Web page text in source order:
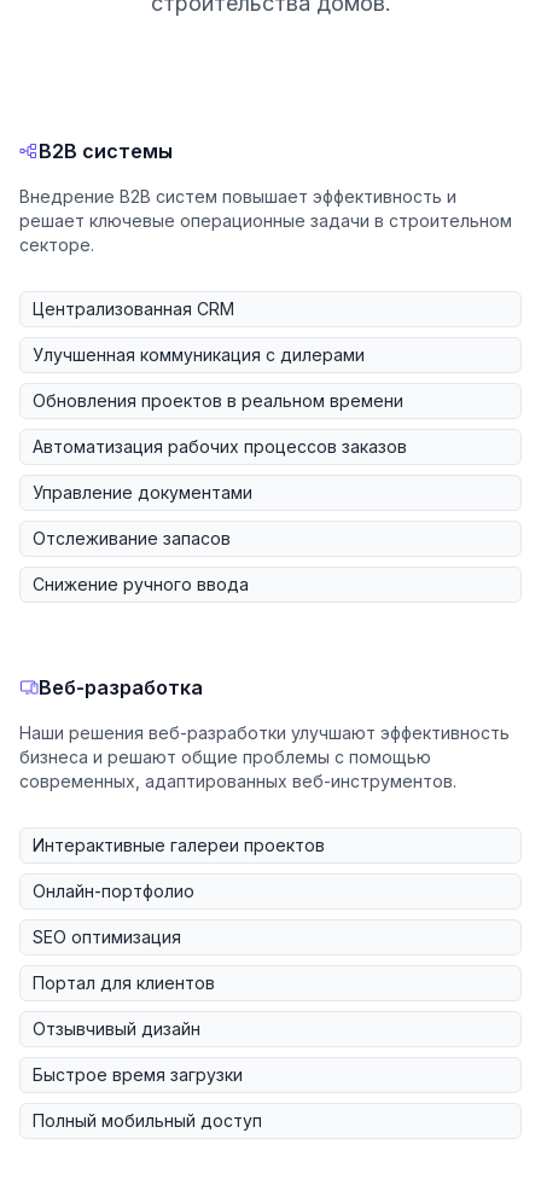
B2B системы
Внедрение B2B систем повышает эффективность и
решает ключевые операционные задачи в строительном
секторе.
Централизованная CRM
Улучшенная коммуникация с дилерами
Обновления проектов в реальном времени
Автоматизация рабочих процессов заказов
Управление документами
Отслеживание запасов
Снижение ручного ввода
Веб-разработка
Наши решения веб-разработки улучшают эффективность
бизнеса и решают общие проблемы с помощью
современных, адаптированных веб-инструментов.
Интерактивные галереи проектов
Онлайн-портфолио
SEO оптимизация
Портал для клиентов
Отзывчивый дизайн
Быстрое время загрузки
Полный мобильный доступ